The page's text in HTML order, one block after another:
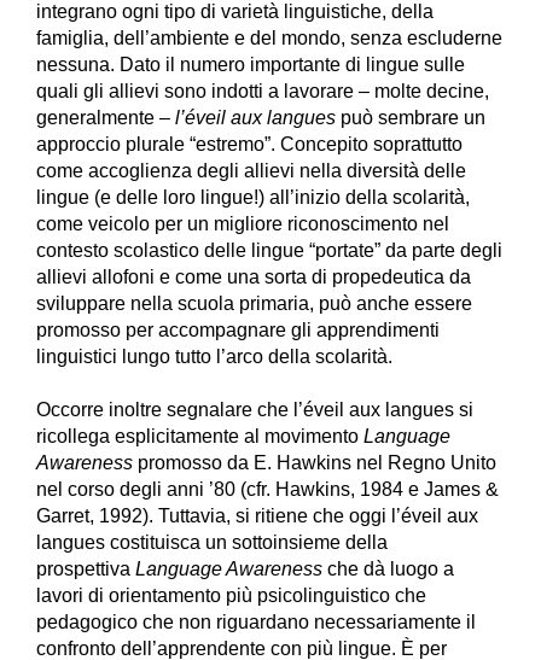
integrano ogni tipo di varietà linguistiche, della
famiglia, dell’ambiente e del mondo, senza escluderne
nessuna. Dato il numero importante di lingue sulle
quali gli allievi sono indotti a lavorare – molte decine,
generalmente – l’éveil aux langues può sembrare un
approccio plurale “estremo”. Concepito soprattutto
come accoglienza degli allievi nella diversità delle
lingue (e delle loro lingue!) all’inizio della scolarità,
come veicolo per un migliore riconoscimento nel
contesto scolastico delle lingue “portate” da parte degli
allievi allofoni e come una sorta di propedeutica da
sviluppare nella scuola primaria, può anche essere
promosso per accompagnare gli apprendimenti
linguistici lungo tutto l’arco della scolarità.
Occorre inoltre segnalare che l’éveil aux langues si
ricollega esplicitamente al movimento Language
Awareness promosso da E. Hawkins nel Regno Unito
nel corso degli anni ’80 (cfr. Hawkins, 1984 e James &
Garret, 1992). Tuttavia, si ritiene che oggi l’éveil aux
langues costituisca un sottoinsieme della
prospettiva Language Awareness che dà luogo a
lavori di orientamento più psicolinguistico che
pedagogico che non riguardano necessariamente il
confronto dell’apprendente con più lingue. È per